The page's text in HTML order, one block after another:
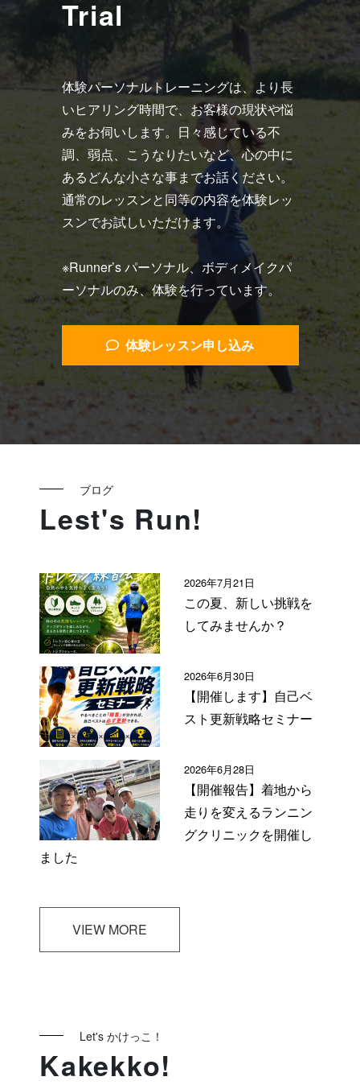
Trial
体験パーソナルトレーニングは、より長
いヒアリング時間で、お客様の現状や悩
みをお伺いします。日々感じている不
調、弱点、こうなりたいなど、心の中に
あるどんな小さな事までお話ください。
通常のレッスンと同等の内容を体験レッ
スンでお試しいただけます。
※Runner’s パーソナル、ボディメイクパ
ーソナルのみ、体験を行っています。
体験レッスン申し込み
ブログ
Lest's Run!
2026年7月21日
この夏、新しい挑戦を
してみませんか？
2026年6月30日
【開催します】自己ベ
スト更新戦略セミナー
2026年6月28日
【開催報告】着地から
走りを変えるランニン
グクリニックを開催し
ました
VIEW MORE
Let's かけっこ！
Kakekko!